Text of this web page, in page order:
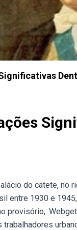
do catete, no
entre 1930 e
provisório,.